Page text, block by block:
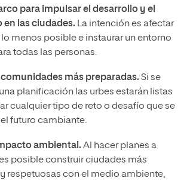
para impulsar el desarrollo y el
las ciudades. La intención es afectar
menos posible e instaurar un entorno
todas las personas.
más preparadas. Si se
planificación las urbes estarán listas
cualquier tipo de reto o desafío que se
futuro cambiante.
ambiental. Al hacer planes a
posible construir ciudades más
respetuosas con el medio ambiente,